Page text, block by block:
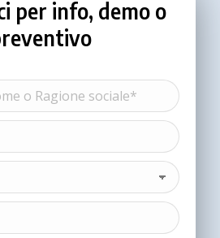
per info, demo o